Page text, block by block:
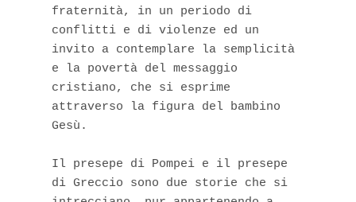
fraternità, in un periodo di
conflitti e di violenze ed un
invito a contemplare la semplicità
e la povertà del messaggio
cristiano, che si esprime
attraverso la figura del bambino
Gesù.
Il presepe di Pompei e il presepe
di Greccio sono due storie che si